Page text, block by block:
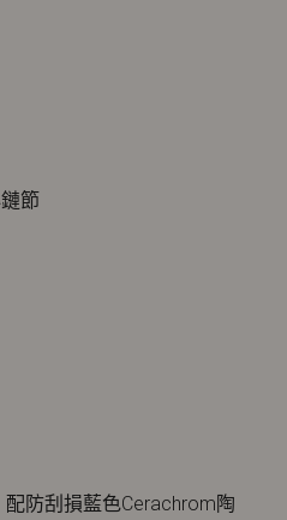
節
防刮損藍色Cerachrom陶